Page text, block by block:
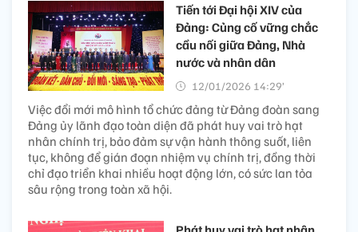
Tiến tới Đại hội XIV của
Đảng: Củng cố vững chắc
cầu nối giữa Đảng, Nhà
nước và nhân dân
12/01/2026 14:29’
Việc đổi mới mô hình tổ chức đảng từ Đảng đoàn sang
Đảng ủy lãnh đạo toàn diện đã phát huy vai trò hạt
nhân chính trị, bảo đảm sự vận hành thông suốt, liên
tục, không để gián đoạn nhiệm vụ chính trị, đồng thời
chỉ đạo triển khai nhiều hoạt động lớn, có sức lan tỏa
sâu rộng trong toàn xã hội.